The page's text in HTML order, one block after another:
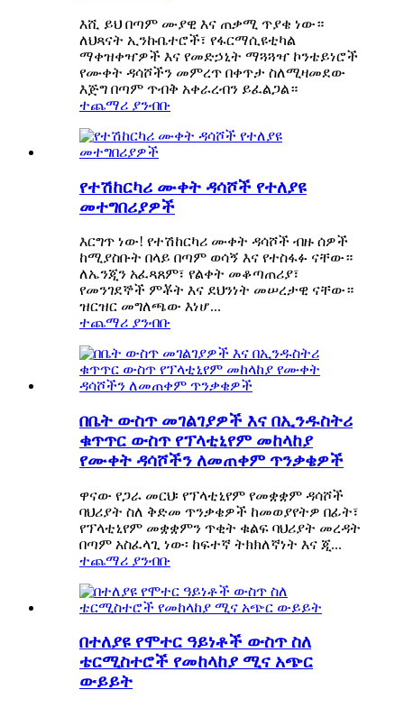
እሺ ይህ በጣም ሙያዊ እና ጠቃሚ ጥያቄ ነው።
ለህጻናት ኢንኩቤተሮች፣ የፋርማሲዩቲካል
ማቀዝቀዣዎች እና የመድኃኒት ማጓጓዣ ኮንቴይነሮች
የሙቀት ዳሳሾችን መምረጥ በቀጥታ ስለሚዛመደው
እጅግ በጣም ጥብቅ አቀራረብን ይፈልጋል።
ተጨማሪ ያንብቡ
የተሽከርካሪ ሙቀት ዳሳሾች የተለያዩ
መተግበሪያዎች
እርግጥ ነው! የተሽከርካሪ ሙቀት ዳሳሾች ብዙ ሰዎች
ከሚያስቡት በላይ በጣም ወሳኝ እና የተስፋፉ ናቸው።
ለኤንጂን አፈጻጸም፣ የልቀት መቆጣጠሪያ፣
የመንገደኞች ምቾት እና ደህንነት መሠረታዊ ናቸው።
ዝርዝር መግለጫው እነሆ...
ተጨማሪ ያንብቡ
በቤት ውስጥ መገልገያዎች እና በኢንዱስትሪ
ቁጥጥር ውስጥ የፕላቲኒየም መከላከያ
የሙቀት ዳሳሾችን ለመጠቀም ጥንቃቄዎች
ዋናው የጋራ መርህ፡ የፕላቲኒየም የመቋቋም ዳሳሾች
ባህሪያት ስለ ቅድመ ጥንቃቄዎች ከመወያየትዎ በፊት፣
የፕላቲኒየም መቋቋምን ጥቂት ቁልፍ ባህሪያት መረዳት
በጣም አስፈላጊ ነው፡ ከፍተኛ ትክክለኛነት እና ጂ...
ተጨማሪ ያንብቡ
በተለያዩ የሞተር ዓይነቶች ውስጥ ስለ
ቴርሚስተሮች የመከላከያ ሚና አጭር
ውይይት